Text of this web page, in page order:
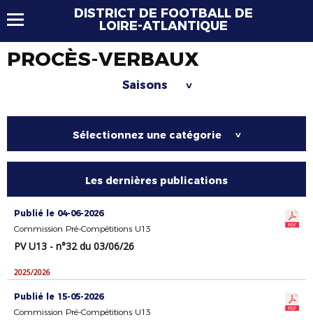
DISTRICT DE FOOTBALL DE
LOIRE-ATLANTIQUE
PROCÈS-VERBAUX
Saisons >
Sélectionnez une catégorie >
Les dernières publications
Publié le 04-06-2026
Commission Pré-Compétitions U13
PV U13 - n°32 du 03/06/26
2025/2026
Publié le 15-05-2026
Commission Pré-Compétitions U13